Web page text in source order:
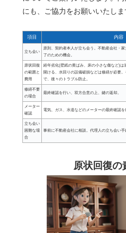
にも、ご協力をお願いいたしま
項目 内容
立ち会い
原則、契約者本人が立ち会う。不動産会社・
了のための機会。
原状回復
の範囲と
費用
経年劣化(壁紙の黄ばみ、床の小さな傷など)は
開ける、水回りの設備破損などは修繕が必要
で、後々のトラブル防止。
修繕不要
の場合
最終確認を行い、双方合意の上、鍵の返却。
メーター
確認
電気、ガス、水道などのメーターの最終確認を
立ち会い
困難な場
合
事前に不動産会社に相談。代理人の立ち会い手
原状回復の